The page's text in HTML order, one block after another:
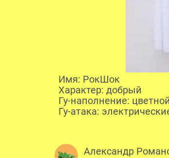
Имя: РокШок
Характер: добрый
Гу-наполнение:
Гу-атака:
Александр